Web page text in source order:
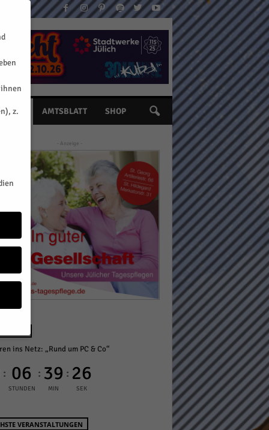
AMTSBLATT SHOP
- Anzeige -
ins Netz: „Rund um PC & Co“
: 06
STUNDEN
: 39
MIN
: 25
SEK
VERANSTALTUNGEN
z.
z.